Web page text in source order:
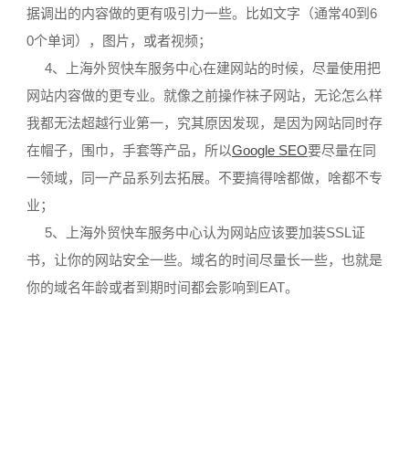
据调出的内容做的更有吸引力一些。比如文字（通常40到6
0个单词），图片，或者视频；
4、上海外贸快车服务中心在建网站的时候，尽量使用把
网站内容做的更专业。就像之前操作袜子网站，无论怎么样
我都无法超越行业第一，究其原因发现，是因为网站同时存
在帽子，围巾，手套等产品，所以Google SEO要尽量在同
一领域，同一产品系列去拓展。不要搞得啥都做，啥都不专
业；
5、上海外贸快车服务中心认为网站应该要加装SSL证
书，让你的网站安全一些。域名的时间尽量长一些，也就是
你的域名年龄或者到期时间都会影响到EAT。